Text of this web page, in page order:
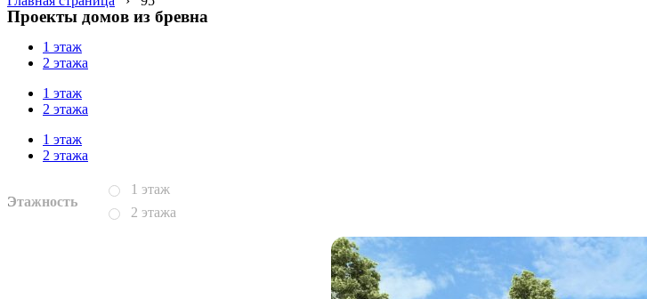
Проекты домов из бревна
1 этаж
2 этажа
1 этаж
2 этажа
1 этаж
2 этажа
Этажность
1 этаж
2 этажа